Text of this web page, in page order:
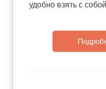
удобно взять с